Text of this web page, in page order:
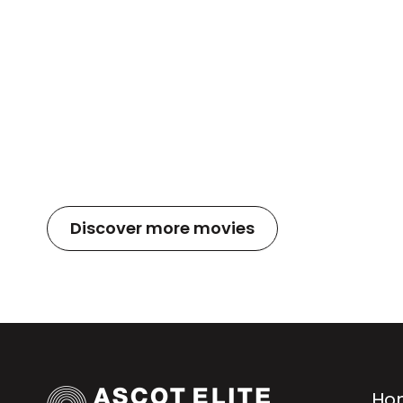
Discover more movies